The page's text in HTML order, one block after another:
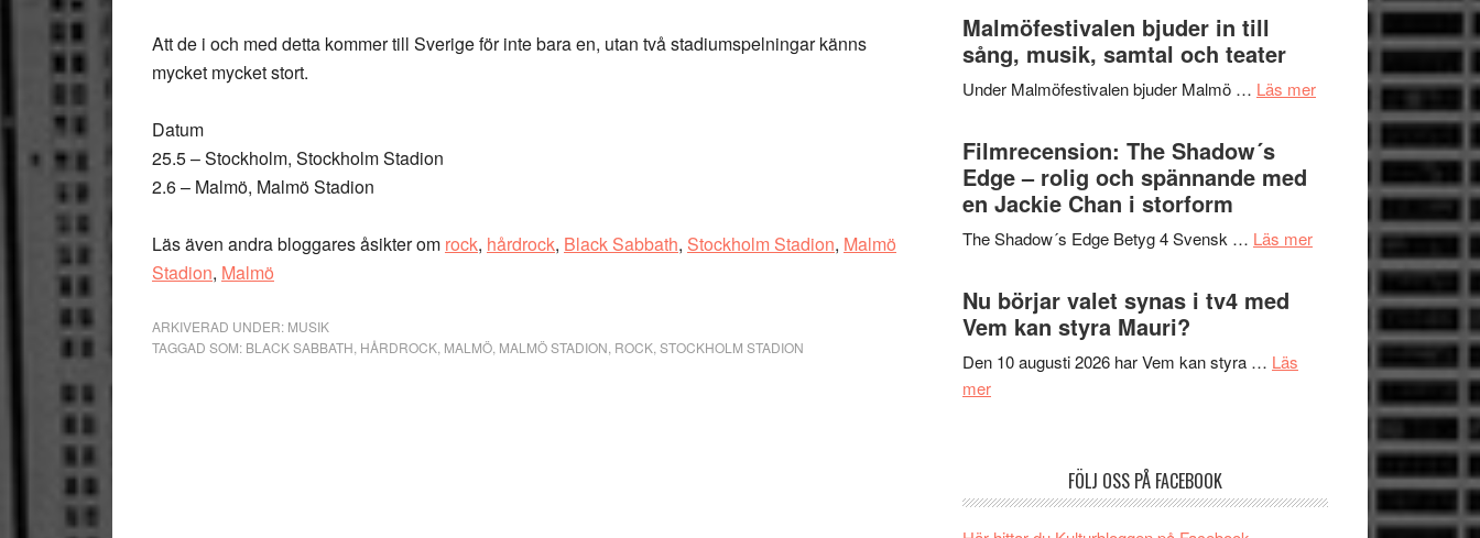
Att de i och med detta kommer till Sverige för inte bara en, utan två stadiumspelningar känns
mycket mycket stort.
Datum
25.5 – Stockholm, Stockholm Stadion
2.6 – Malmö, Malmö Stadion
Läs även andra bloggares åsikter om rock, hårdrock, Black Sabbath, Stockholm Stadion, Malmö
Stadion, Malmö
ARKIVERAD UNDER: MUSIK
TAGGAD SOM: BLACK SABBATH HÅRDROCK MALMÖ MALMÖ STADION ROCK STOCKHOLM STADION
mycket
att
tänka
Hannes
Roland
Pöntinen
Scensommar
Artipelag
Malmöfestivalen bjuder in till
sång, musik, samtal och teater
Under Malmöfestivalen bjuder Malmö … Läs merom
Malmöfestivalen
Filmrecension: The Shadow´s
Edge – rolig och spännande med
en Jackie Chan i storform
The Shadow´s Edge Betyg 4 Svensk … Läs merom
Filmrecension:
spännande
med
Nu börjar valet synas i tv4 med
Vem kan styra Mauri?
Den 10 augusti 2026 har Vem kan styra … Läs
merom
FÖLJ OSS PÅ FACEBOOK